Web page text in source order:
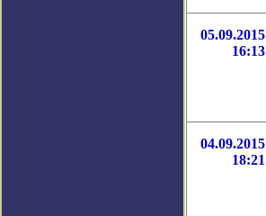
05.09.2015
16:13
04.09.2015
18:21